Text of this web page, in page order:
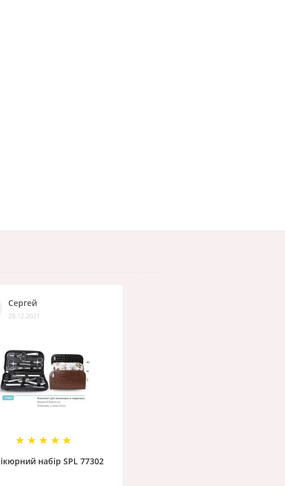
Сергей
28.12.2021
набір SPL 77302